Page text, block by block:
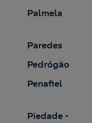
Palmela
Paredes
Pedrógão
Penafiel
Piedade -